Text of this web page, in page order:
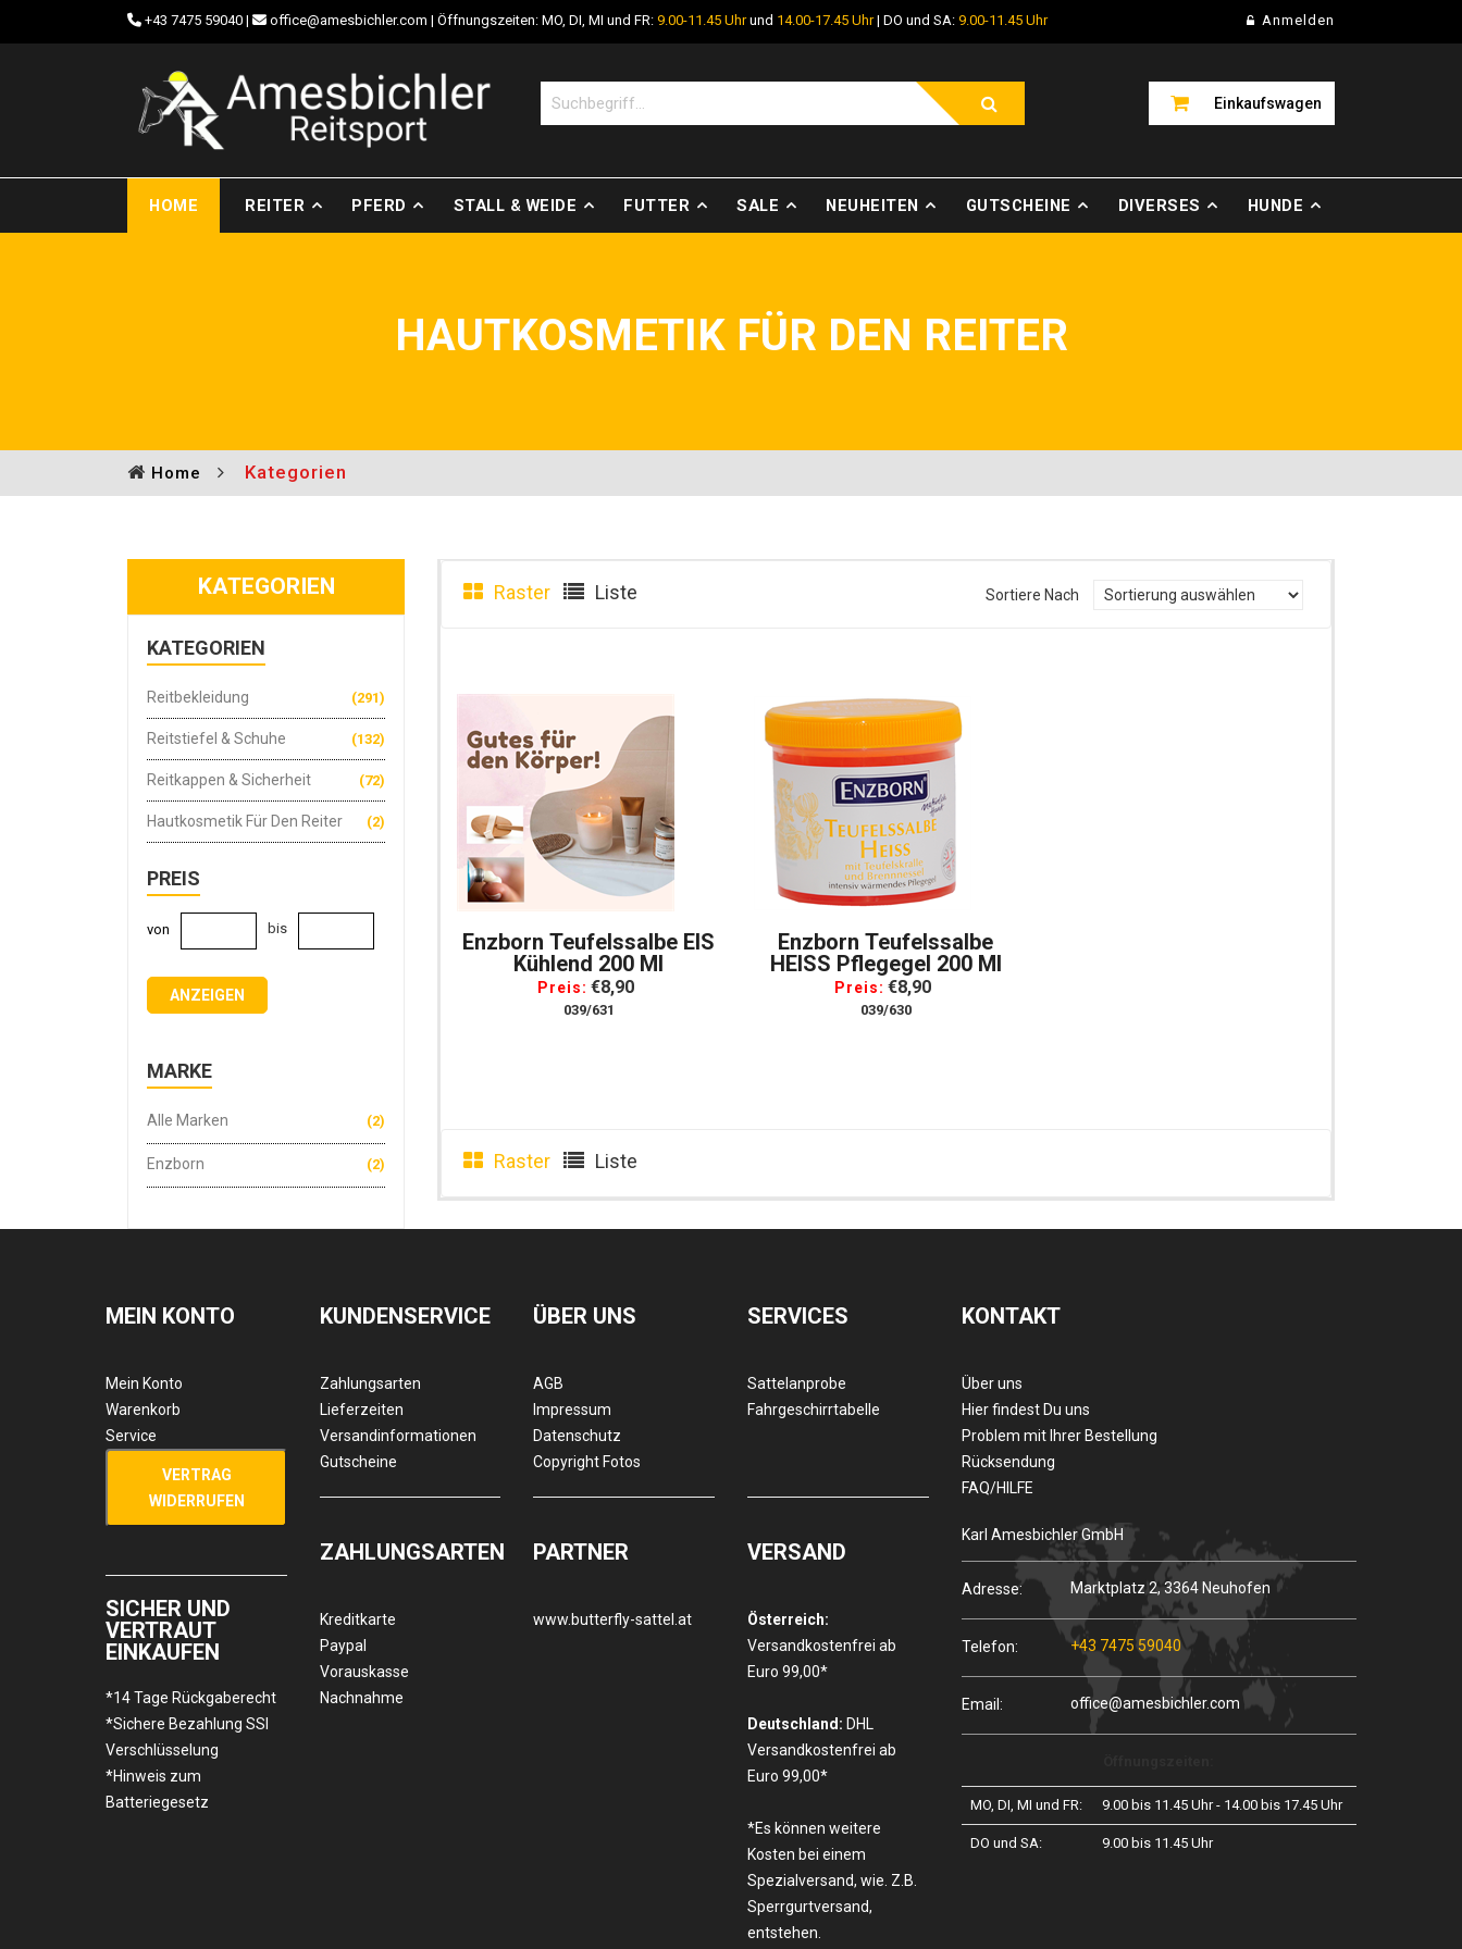
+43 7475 59040 | office@amesbichler.com | Öffnungszeiten: MO, DI, MI und FR: 9.00-11.45 Uhrund 14.00-17.45 Uhr| DO und SA: 9.00-11.45 Uhr Anmelden
Einkaufswagen
HOME REITER PFERD STALL & WEIDE FUTTER SALE NEUHEITEN GUTSCHEINE DIVERSES HUNDE
HAUTKOSMETIK FÜR DEN REITER
Home Kategorien
KATEGORIEN
KATEGORIEN
(291)
Reitbekleidung
(132)
Reitstiefel & Schuhe
(72)
Reitkappen & Sicherheit
(2)
Hautkosmetik Für Den Reiter
PREIS
von bis
ANZEIGEN
MARKE
Alle Marken (2)
Enzborn (2)
Raster Liste Sortiere Nach
Enzborn Teufelssalbe EIS
Kühlend 200 Ml
Preis: €8,90
039/631
Enzborn Teufelssalbe
HEISS Pflegegel 200 Ml
Preis: €8,90
039/630
Raster Liste
MEIN KONTO
Mein Konto
Warenkorb
Service
VERTRAG
WIDERRUFEN
SICHER UND
VERTRAUT
EINKAUFEN
*14 Tage Rückgaberecht
*Sichere Bezahlung SSl
Verschlüsselung
*Hinweis zum
Batteriegesetz
KUNDENSERVICE
Zahlungsarten
Lieferzeiten
Versandinformationen
Gutscheine
ZAHLUNGSARTEN
Kreditkarte
Paypal
Vorauskasse
Nachnahme
ÜBER UNS
AGB
Impressum
Datenschutz
Copyright Fotos
PARTNER
www.butterfly-sattel.at
SERVICES
Sattelanprobe
Fahrgeschirrtabelle
VERSAND
Österreich:
Versandkostenfrei ab
Euro 99,00*
Deutschland: DHL
Versandkostenfrei ab
Euro 99,00*
*Es können weitere
Kosten bei einem
Spezialversand, wie. Z.B.
Sperrgurtversand,
entstehen.
KONTAKT
Über uns
Hier findest Du uns
Problem mit Ihrer Bestellung
Rücksendung
FAQ/HILFE
Karl Amesbichler GmbH
Adresse: Marktplatz 2, 3364 Neuhofen
Telefon: +43 7475 59040
Email: office@amesbichler.com
MO, DI, MI und FR: 9.00 bis 11.45 Uhr - 14.00 bis 17.45 Uhr
DO und SA: 9.00 bis 11.45 Uhr